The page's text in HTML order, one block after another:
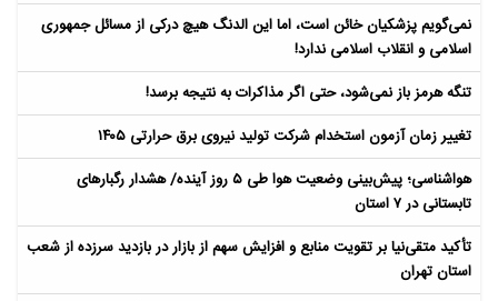
نمی‌گویم پزشکیان خائن است، اما این الدنگ هیچ درکی از مسائل جمهوری
اسلامی و انقلاب اسلامی ندارد!
تنگه هرمز باز نمی‌شود، حتی اگر مذاکرات به نتیجه برسد!
تغییر زمان آزمون استخدام شرکت تولید نیروی برق حرارتی ۱۴۰۵
هواشناسی؛ پیش‌بینی وضعیت هوا طی ۵ روز آینده/ هشدار رگبارهای
تابستانی در ۷ استان
تأکید متقی‌نیا بر تقویت منابع و افزایش سهم از بازار در بازدید سرزده از شعب
استان تهران